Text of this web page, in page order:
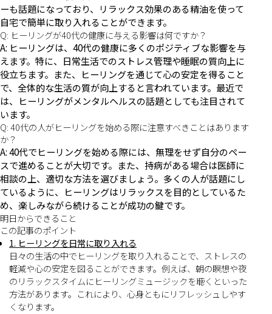
ーも話題になっており、リラックス効果のある精油を使って
自宅で簡単に取り入れることができます。
Q: ヒーリングが40代の健康に与える影響は何ですか？
A: ヒーリングは、40代の健康に多くのポジティブな影響を与
えます。特に、日常生活でのストレス管理や睡眠の質向上に
役立ちます。また、ヒーリングを通じて心の安定を得ること
で、全体的な生活の質が向上すると言われています。最近で
は、ヒーリングがメンタルヘルスの話題としても注目されて
います。
Q: 40代の人がヒーリングを始める際に注意すべきことはあります
か？
A: 40代でヒーリングを始める際には、無理をせず自分のペー
スで進めることが大切です。また、持病がある場合は医師に
相談の上、適切な方法を選びましょう。多くの人が話題にし
ているように、ヒーリングはリラックスを目的としているた
め、楽しみながら続けることが成功の鍵です。
明日からできること
この記事のポイント
1. ヒーリングを日常に取り入れる
日々の生活の中でヒーリングを取り入れることで、ストレスの
軽減や心の安定を図ることができます。例えば、朝の瞑想や夜
のリラックスタイムにヒーリングミュージックを聴くといった
方法があります。これにより、心身ともにリフレッシュしやす
くなります。